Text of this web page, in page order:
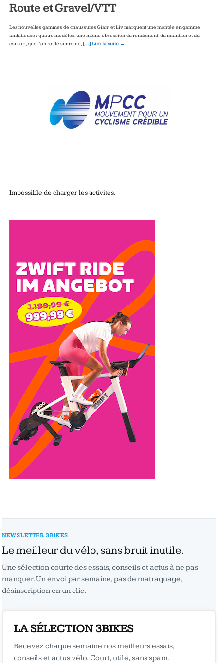
Route et Gravel/VTT
Les nouvelles gammes de chaussures Giant et Liv marquent une montée en gamme
ambitieuse : quatre modèles, une même obsession du rendement, du maintien et du
confort, que l’on roule sur route, […] Lire la suite →
Impossible de charger les activités.
NEWSLETTER 3BIKES
Le meilleur du vélo, sans bruit inutile.
Une sélection courte des essais, conseils et actus à ne pas
manquer. Un envoi par semaine, pas de matraquage,
désinscription en un clic.
LA SÉLECTION 3BIKES
Recevez chaque semaine nos meilleurs essais,
conseils et actus vélo. Court, utile, sans spam.